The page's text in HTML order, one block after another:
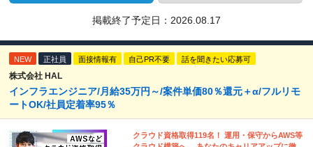
掲載終了予定日： 2026.08.17
NEW 正社員 面接情報有 自己PR不要 話を聞きたい応募可
株式会社 HAL
インフラエンジニア/月給35万円～/案件単価80％還元＋α/フルリモ
ートOK/社員定着率95％
クラウド資格取得119名！ 運用・保守からAWS等